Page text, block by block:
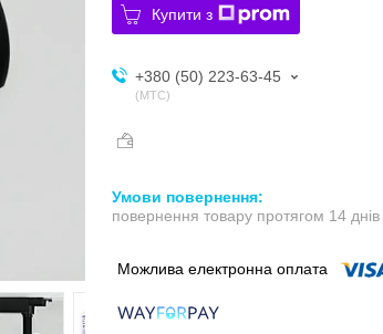
Купити з
+380 (50) 223-63-45
МТС
повернення товару протягом 14 днів